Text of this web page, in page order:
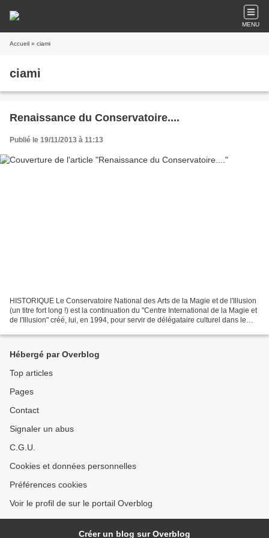
MENU
Accueil » ciami
ciami
Renaissance du Conservatoire....
Publié le 19/11/2013 à 11:13
HISTORIQUE Le Conservatoire National des Arts de la Magie et de l'Illusion
(un titre fort long !) est la continuation du "Centre International de la Magie et
de l'Illusion" créé, lui, en 1994, pour servir de délégataire culturel dans le
Hébergé par Overblog
Top articles
Pages
Contact
Signaler un abus
C.G.U.
Cookies et données personnelles
Préférences cookies
Voir le profil de sur le portail Overblog
Créer un blog sur Overblog